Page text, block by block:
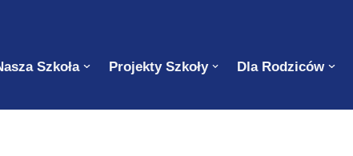
Szkoła Projekty Szkoły Dla Rodziców